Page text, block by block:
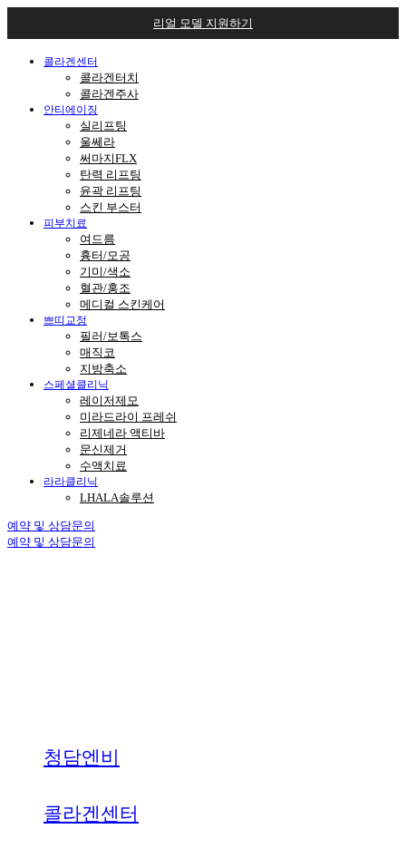
리얼 모델 지원하기
콜라겐센터
콜라겐터치
콜라겐주사
안티에이징
실리프팅
울쎄라
써마지FLX
탄력 리프팅
윤곽 리프팅
스킨 부스터
피부치료
여드름
흉터/모공
기미/색소
혈관/홍조
메디컬 스킨케어
쁘띠교정
필러/보톡스
매직코
지방축소
스페셜클리닉
레이저제모
미라드라이 프레쉬
리제네라 액티바
문신제거
수액치료
라라클리닉
LHALA솔루션
예약 및 상담문의
예약 및 상담문의
청담엔비
콜라겐센터